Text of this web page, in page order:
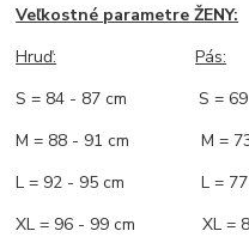
Veľkostné parametre ŽENY:
Hruď:
Pás:
S = 84 - 87 cm S = 69 -
M = 88 - 91 cm M = 73
L = 92 - 95 cm L = 77 -
XL = 96 - 99 cm XL =